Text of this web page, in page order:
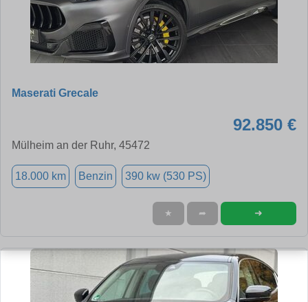
Maserati Grecale
92.850 €
Mülheim an der Ruhr, 45472
18.000 km Benzin 390 kw (530 PS)
★ ➦ ➜